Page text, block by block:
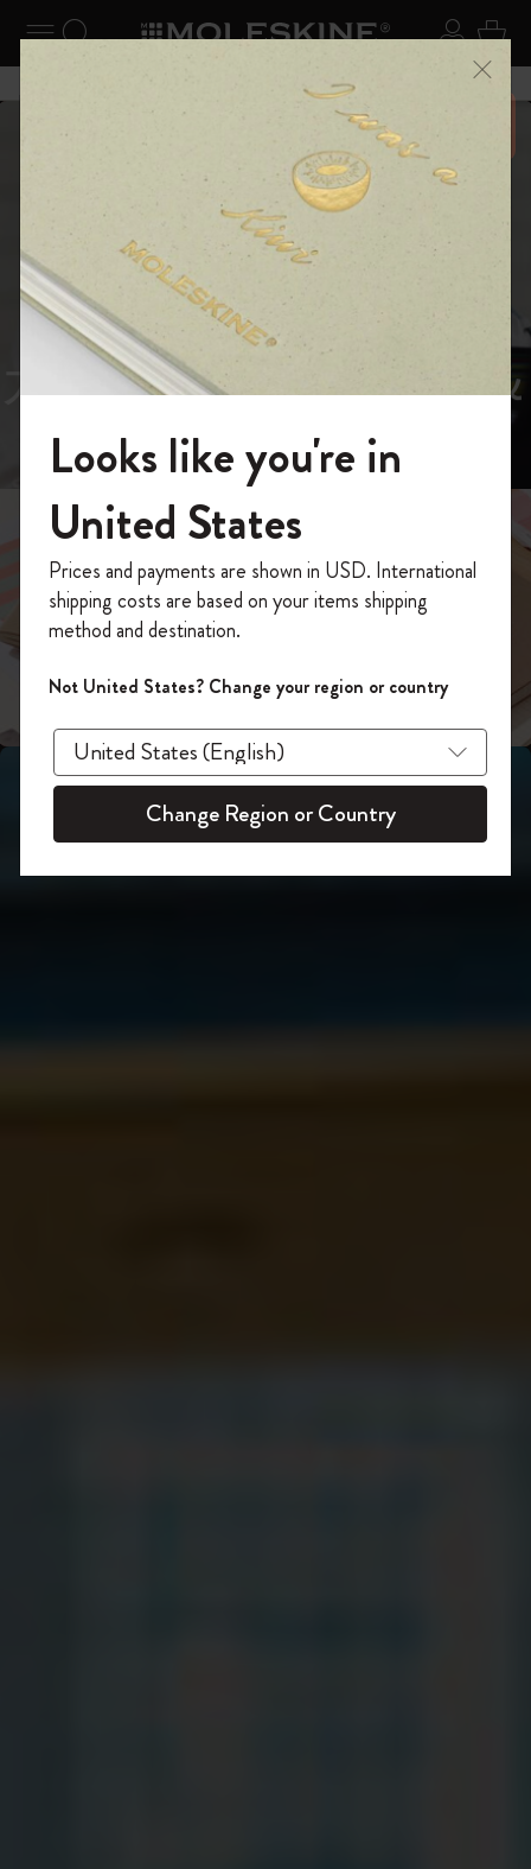
ナビゲーションの切替 ログ
検索 (キーワードなど) カ
6,500円以上のご購入で送料無料 メニ
ーを閉じる
あるページから始まる物語
Reframe
Sunglasses（リフレー
ム サングラス）
スライド表示0
スライド表示1
スライド表示2
スライド表示3
スライド表示4
スライド表示5
モレスキンの世界へようこそ
「WELCOME10」を入力すると、初回注
文が10%オフ＋送料無料になります。セ
ール・アウトレット品は適用外。
Moleskineアカウントを作成して限定オフ
ァーや会員特典、さらに多くのインスピ
レーションを手に入れましょう。
今すぐ会員登録 !
Looks like you're in
United States
Prices and payments are shown in USD. International
shipping costs are based on your items shipping
method and destination.
Not United States? Change your region or country
Change Region or Country